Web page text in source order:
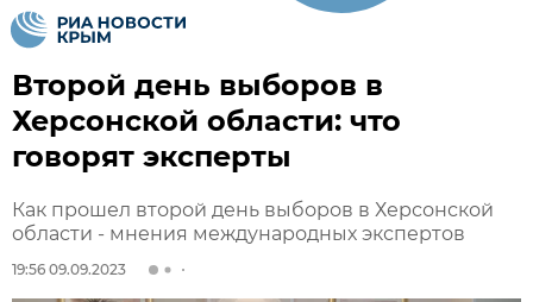
Второй день выборов в
Херсонской области: что
говорят эксперты
Как прошел второй день выборов в Херсонской
области - мнения международных экспертов
19:56 09.09.2023